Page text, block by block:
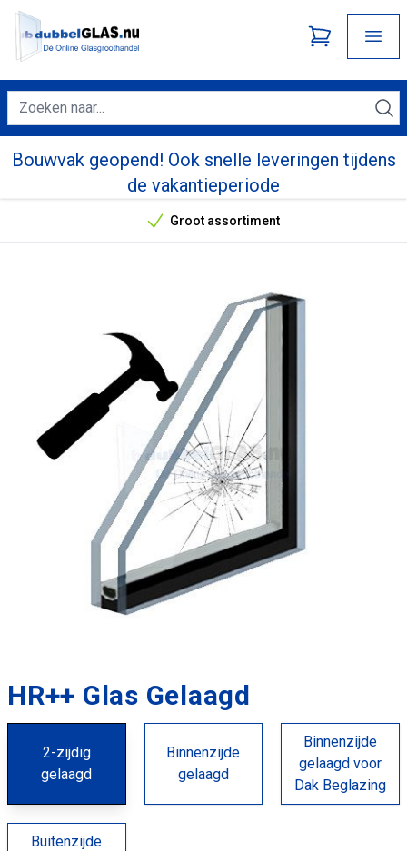
Bouwvak geopend! Ook snelle leveringen tijdens
de vakantieperiode
Onze unieke verkoopargumenten
Groot assortiment
HR++ Glas Gelaagd
2-zijdig
gelaagd
Binnenzijde
gelaagd
Binnenzijde
gelaagd voor
Dak Beglazing
Buitenzijde